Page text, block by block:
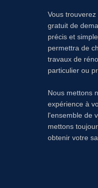
Vous
gratuit de
précis et
permettra de
travaux de
particulier ou
Nous mettons
expérience à
l'ensemble de
mettons
obtenir votre